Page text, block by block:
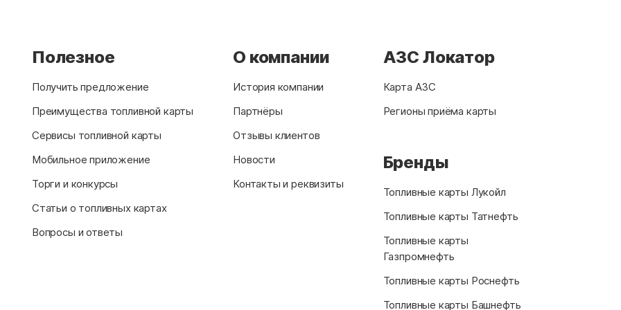
Полезное
Получить предложение
Преимущества топливной карты
Сервисы топливной карты
Мобильное приложение
Торги и конкурсы
Статьи о топливных картах
Вопросы и ответы
О компании
История компании
Партнёры
Отзывы клиентов
Новости
Контакты и реквизиты
АЗС Локатор
Карта АЗС
Регионы приёма карты
Бренды
Топливные карты Лукойл
Топливные карты Татнефть
Топливные карты
Газпромнефть
Топливные карты Роснефть
Топливные карты Башнефть